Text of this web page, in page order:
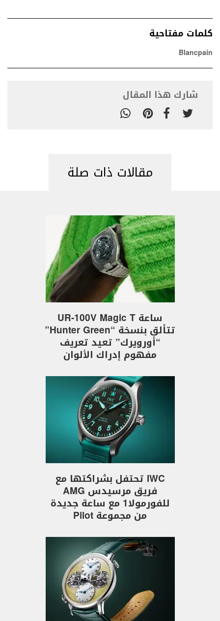
كلمات مفتاحية
Blancpain
شارك هذا المقال
مقالات ذات صلة
ساعة UR-100V Magic T
تتألق بنسخة “Hunter Green”
“أورويرك” تعيد تعريف
مفهوم إدراك الألوان
IWC تحتفل بشراكتها مع
فريق مرسيدس AMG
للفورمولا1 مع ساعة جديدة
من مجموعة Pilot